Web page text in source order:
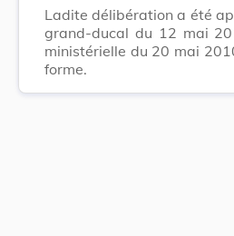
Ladite délibération a été
grand-ducal du 12 mai
ministérielle du 20 mai
forme.